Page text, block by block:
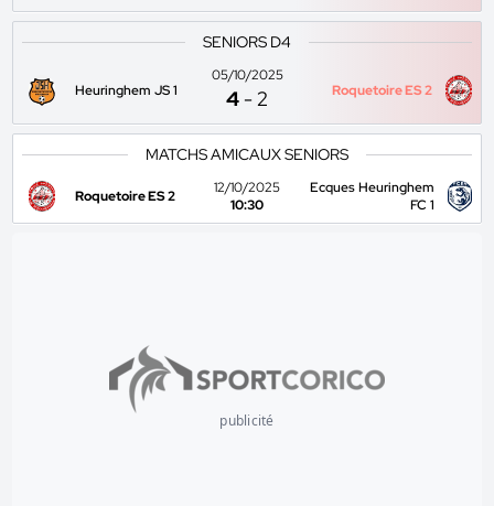
SENIORS D4
Heuringhem JS 1
05/10/2025
4 -2 Roquetoire ES 2
MATCHS AMICAUX SENIORS
Roquetoire ES 2
12/10/2025
10:30
Ecques Heuringhem
FC 1
publicité